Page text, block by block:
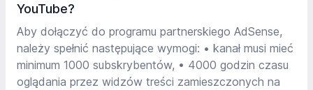
YouTube?
Aby dołączyć do programu partnerskiego AdSense,
należy spełnić następujące wymogi: • kanał musi mieć
minimum 1000 subskrybentów, • 4000 godzin czasu
oglądania przez widzów treści zamieszczonych na